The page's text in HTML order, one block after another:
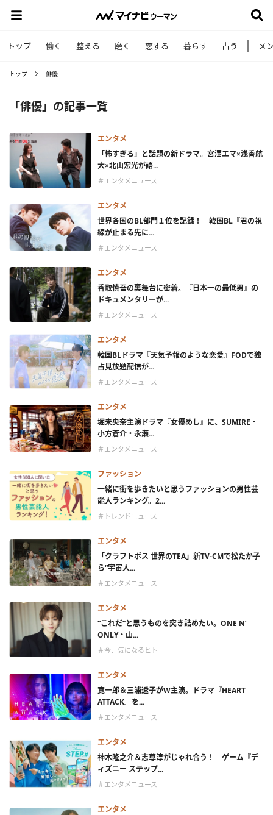
トップ 働く 整える 磨く 恋する 暮らす 占う メ
トップ 俳優
「俳優」の記事一覧
エンタメ
「怖すぎる」と話題の新ドラマ。宮澤エマ×浅香航
大×北山宏光が語...
＃エンタメニュース
エンタメ
世界各国のBL部門１位を記録！ 韓国BL『君の視
線が止まる先に...
＃エンタメニュース
エンタメ
香取慎吾の裏舞台に密着。『日本一の最低男』の
ドキュメンタリーが...
＃エンタメニュース
エンタメ
韓国BLドラマ『天気予報のような恋愛』FODで独
占見放題配信が...
＃エンタメニュース
エンタメ
堀未央奈主演ドラマ『女優めし』に、SUMIRE・
小方蒼介・永瀬...
＃エンタメニュース
ファッション
一緒に街を歩きたいと思うファッションの男性芸
能人ランキング。2...
＃トレンドニュース
エンタメ
「クラフトボス 世界のTEA」新TV-CMで松たか子
ら“宇宙人...
＃エンタメニュース
エンタメ
“これだ”と思うものを突き詰めたい。ONE N’
ONLY・山...
＃今、気になるヒト
エンタメ
寛一郎＆三浦透子がW主演。ドラマ『HEART
ATTACK』を...
＃エンタメニュース
エンタメ
神木隆之介＆志尊淳がじゃれ合う！ ゲーム『デ
ィズニー ステップ...
＃エンタメニュース
エンタメ